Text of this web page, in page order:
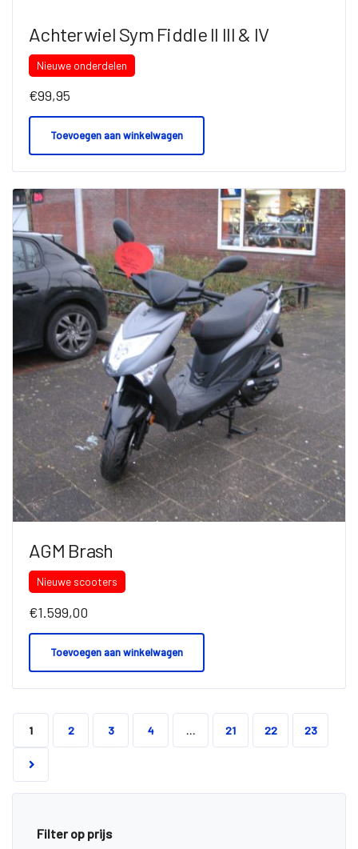
Achterwiel Sym Fiddle II III & IV
Nieuwe onderdelen
€99,95
Toevoegen aan winkelwagen
AGM Brash
Nieuwe scooters
€1.599,00
Toevoegen aan winkelwagen
1 2 3 4 … 21 22 23
Filter op prijs